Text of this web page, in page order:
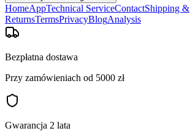
HomeAppTechnical ServiceContactShipping &
ReturnsTermsPrivacyBlogAnalysis
Bezpłatna dostawa
Przy zamówieniach od 5000 zł
Gwarancja 2 lata